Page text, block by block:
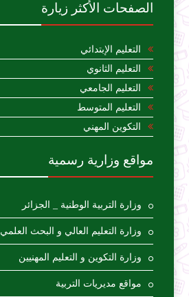
الصفحات الأكثر زيارة
التعليم الإبتدائي
التعليم الثانوي
التعليم الجامعي
التعليم المتوسط
التكوين المهني
مواقع وزارية رسمية
وزارة التربية الوطنية _ الجزائر
وزارة التعليم العالي و البحث العلمي
وزارة التكوين و التعليم المهنيين
مواقع مديريات التربية